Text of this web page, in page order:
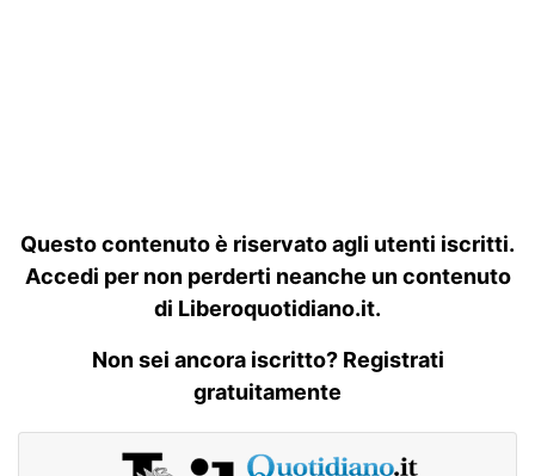
Questo contenuto è riservato agli utenti iscritti.
Accedi per non perderti neanche un contenuto
di Liberoquotidiano.it.
Non sei ancora iscritto? Registrati
gratuitamente